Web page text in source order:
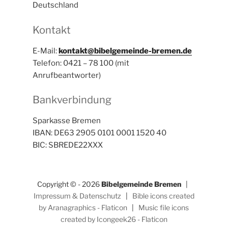
Deutschland
Kontakt
E-Mail:kontakt@bibelgemeinde-bremen.de
Telefon: 0421 – 78 100 (mit
Anrufbeantworter)
Bankverbindung
Sparkasse Bremen
IBAN: DE63 2905 0101 0001 1520 40
BIC: SBREDE22XXX
Copyright © - 2026Bibelgemeinde Bremen|
Impressum & Datenschutz
Bible icons created
by Aranagraphics - Flaticon
Music file icons
created by Icongeek26 - Flaticon